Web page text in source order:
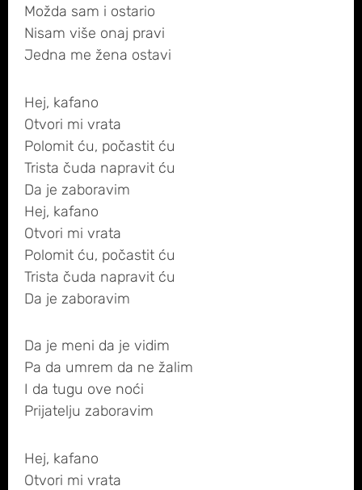
Možda sam i ostario
Nisam više onaj pravi
Jedna me žena ostavi
Hej, kafano
Otvori mi vrata
Polomit ću, počastit ću
Trista čuda napravit ću
Da je zaboravim
Hej, kafano
Otvori mi vrata
Polomit ću, počastit ću
Trista čuda napravit ću
Da je zaboravim
Da je meni da je vidim
Pa da umrem da ne žalim
I da tugu ove noći
Prijatelju zaboravim
Hej, kafano
Otvori mi vrata